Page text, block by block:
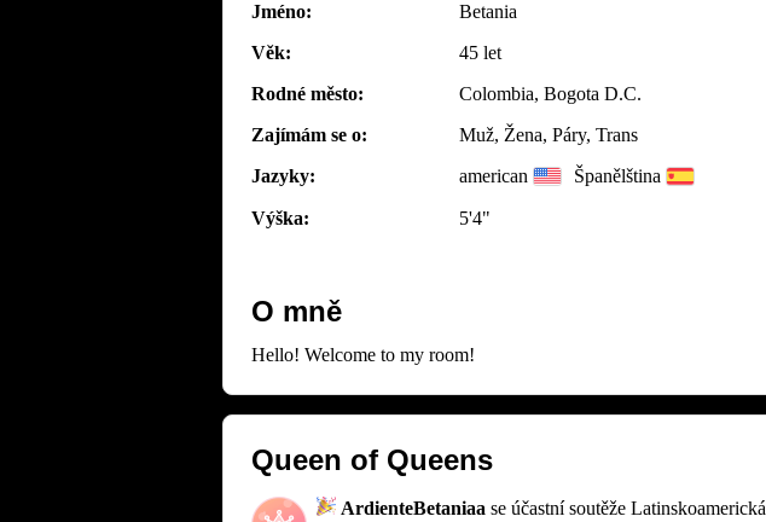
Jméno:
Betania
Věk:
45 let
Rodné město:
Colombia, Bogota D.C.
Zajímám se o:
Muž, Žena, Páry, Trans
Jazyky:
american Španělština
Výška: 5'4"
O mně
Hello! Welcome to my room!
Queen of Queens
ArdienteBetaniaa se účastní soutěže Latinskoamerická